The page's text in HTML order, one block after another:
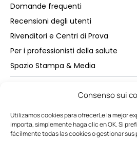
Consenso sui
Utilizamos cookies para ofrecerLe la mejor
importa, simplemente haga clic en OK. Si
fácilmente todas las cookies o gestionar sus
Domande frequenti
Recensioni degli utenti
Rivenditori e Centri di Prova
Per i professionisti della salute
Spazio Stampa & Media
Manutenzione